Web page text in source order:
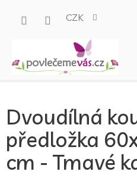
CZK
Dvoudílná
předložka
cm - Tmavé